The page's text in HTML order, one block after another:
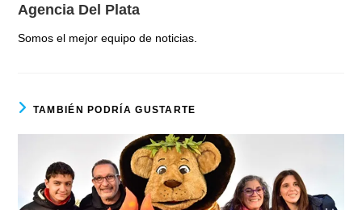
Agencia Del Plata
Somos el mejor equipo de noticias.
TAMBIÉN PODRÍA GUSTARTE